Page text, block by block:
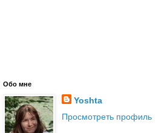
Обо мне
Yoshta
Просмотреть профиль